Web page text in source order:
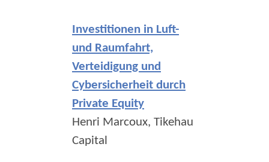
Investitionen in Luft-
und Raumfahrt,
Verteidigung und
Cybersicherheit durch
Private Equity
Henri Marcoux, Tikehau
Capital